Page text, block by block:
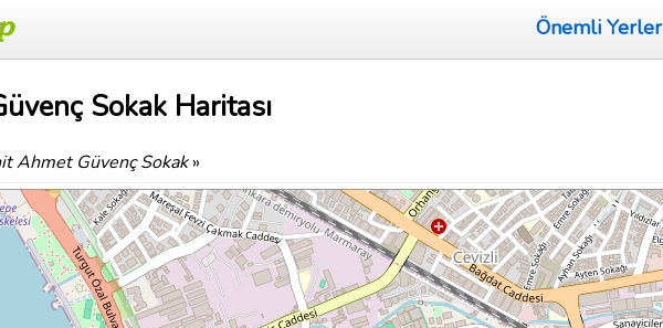
Önemli Yerler
Sokak Haritası
Ahmet Güvenç Sokak»